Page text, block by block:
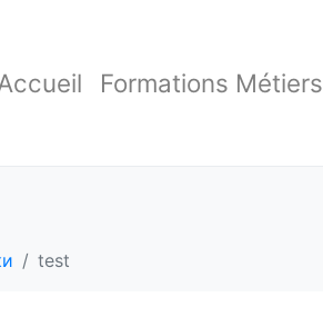
Formations Métiers
test